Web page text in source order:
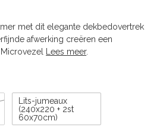
met dit elegante dekbedovertrek
afwerking creëren een
Lees meer.
Lits-jumeaux
(240x220 + 2st
60x70cm)